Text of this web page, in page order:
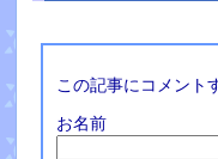
この記事にコメント
お名前